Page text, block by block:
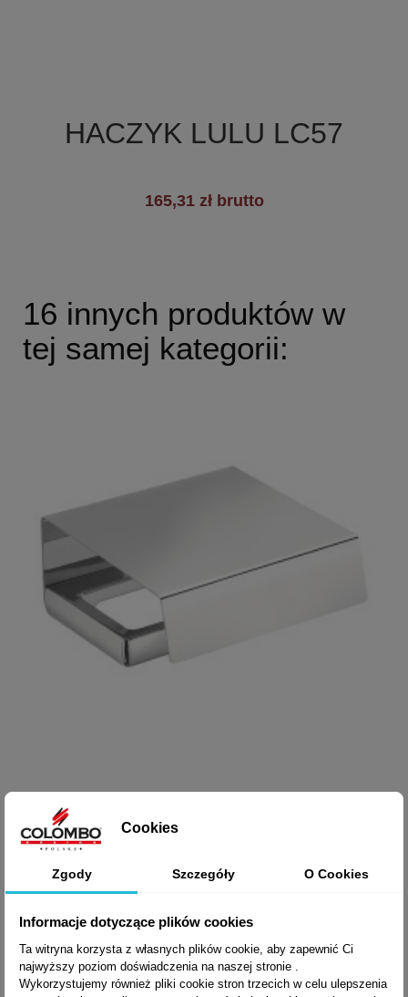
HACZYK LULU LC57
165,31 zł brutto
16 innych produktów w
tej samej kategorii:

UCHWYT NA PAPIET
LULU B6291
694,90 zł brutto
Cookies
Zgody Szczegóły O Cookies
Informacje dotyczące plików cookies
Ta witryna korzysta z własnych plików cookie, aby zapewnić Ci
najwyższy poziom doświadczenia na naszej stronie .
Wykorzystujemy również pliki cookie stron trzecich w celu ulepszenia